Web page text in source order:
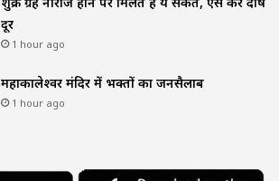
दूर
1 hour ago
महाकालेश्वर मंदिर में भक्तों का जनसैलाब
1 hour ago